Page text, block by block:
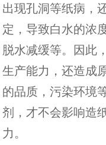
出现孔洞等纸病，
定，导致白水的浓
脱水减缓等。因此
生产能力，还造成
的品质，污染环境
剂，才不会影响造
力。